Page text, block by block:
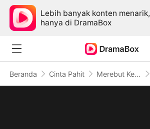
Lebih banyak konten menarik,
hanya di DramaBox
Beranda Cinta Pahit Merebut Kembali Harga Diri (Sulih Suara)